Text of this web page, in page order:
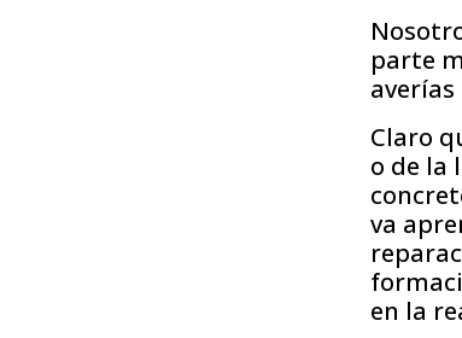
parte
Claro
o de la
va
en la